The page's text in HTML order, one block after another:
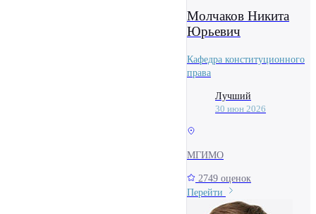
Молчаков Никита
Юрьевич
Кафедра конституционного
права
Лучший
30 июн 2026
МГИМО
2749 оценок
Перейти